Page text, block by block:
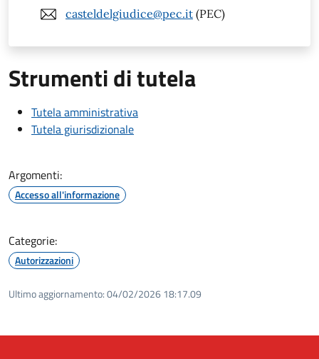
casteldelgiudice@pec.it (PEC)
Strumenti di tutela
Tutela amministrativa
Tutela giurisdizionale
Argomenti:
Accesso all'informazione
Categorie:
Autorizzazioni
Ultimo aggiornamento:04/02/2026 18:17.09